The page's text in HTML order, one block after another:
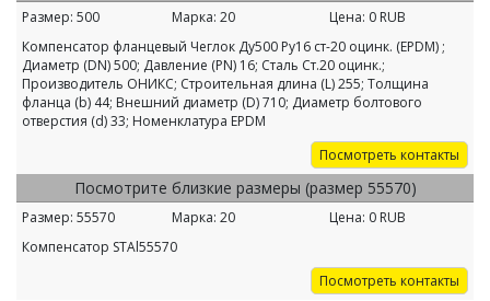
Размер: 500 Марка: 20 Цена: 0 RUB
Компенсатор фланцевый Чеглок Ду500 Ру16 ст-20 оцинк. (EPDM) ;
Диаметр (DN) 500; Давление (PN) 16; Сталь Ст.20 оцинк.;
Производитель ОНИКС; Строительная длина (L) 255; Толщина
фланца (b) 44; Внешний диаметр (D) 710; Диаметр болтового
отверстия (d) 33; Номенклатура EPDM
Посмотреть контакты
Посмотрите близкие размеры (размер 55570)
Размер: 55570 Марка: 20 Цена: 0 RUB
Компенсатор STAl55570
Посмотреть контакты